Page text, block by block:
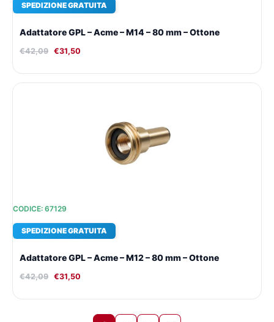
SPEDIZIONE GRATUITA
Adattatore GPL – Acme – M14 – 80 mm – Ottone
€42,09 €31,50
CODICE: 67129
SPEDIZIONE GRATUITA
Adattatore GPL – Acme – M12 – 80 mm – Ottone
€42,09 €31,50
€31,50.